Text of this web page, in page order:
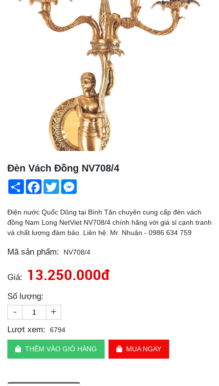
Đèn Vách Đồng NV708/4
Share Facebook
Twitter
Điện nước Quốc Dũng tại Bình Tân chuyên cung cấp đèn vách
đồng Nam Long NetViet NV708/4 chính hãng với giá sỉ cạnh tranh
và chất lượng đảm bảo. Liên hệ: Mr. Nhuận - 0986 634 759
Mã sản phẩm: NV708/4
Giá: 13.250.000đ
Số lượng:
- +
Lượt xem: 6794
THÊM VÀO GIỎ HÀNG MUA NGAY